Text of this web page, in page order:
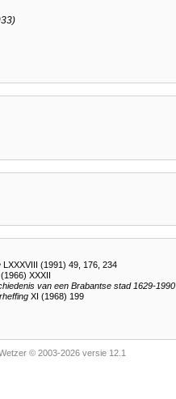
LXXXVIII (1991) 49, 176, 234
(1966) XXXII
van een Brabantse stad 1629-1990
XI (1968) 199
© 2003-2026 versie 12.1